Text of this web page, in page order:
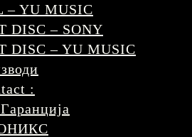
– YU MUSIC
DISC – SONY
DISC – YU MUSIC
: